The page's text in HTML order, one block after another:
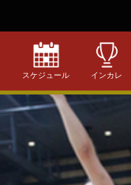
スケジュール インカレ